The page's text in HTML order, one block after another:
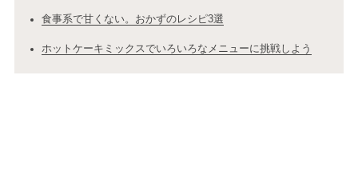
食事系で甘くない。おかずのレシピ3選
ホットケーキミックスでいろいろなメニューに挑戦しよう